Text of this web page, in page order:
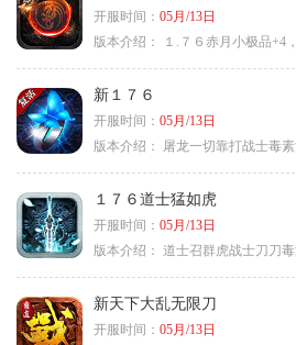
开服时间： 05月/13日
版本介绍：
１.７６赤月小极品+4，一
新１７６
开服时间： 05月/13日
版本介绍：
屠龙一切靠打战士毒
１７６道士猛如虎
开服时间： 05月/13日
版本介绍： 道士召群虎战士刀刀
新天下大乱无限刀
开服时间： 05月/13日